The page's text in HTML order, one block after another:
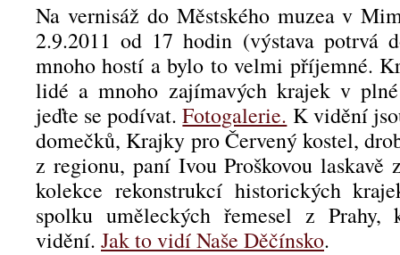
Na vernisáž do Městského muzea v
2.9.2011 od 17 hodin (výstava potrvá
mnoho hostí a bylo to velmi příjemné.
lidé a mnoho zajímavých krajek v
jeďte se podívat.Fotogalerie. K vidění
domečků, Krajky pro Červený kostel,
z regionu, paní Ivou Proškovou laskavě
kolekce rekonstrukcí historických
spolku uměleckých řemesel z
vidění. Jak to vidí Naše Děčínsko.